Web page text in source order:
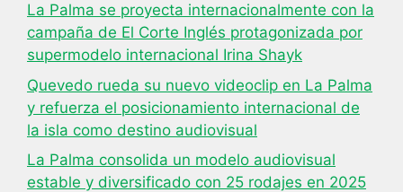
La Palma se proyecta internacionalmente con la
campaña de El Corte Inglés protagonizada por
supermodelo internacional Irina Shayk
Quevedo rueda su nuevo videoclip en La Palma
y refuerza el posicionamiento internacional de
la isla como destino audiovisual
La Palma consolida un modelo audiovisual
estable y diversificado con 25 rodajes en 2025